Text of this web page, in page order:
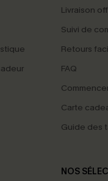
Livraison
Suivi de
Retours
FAQ
Carte
Guide des
NOS
DE -